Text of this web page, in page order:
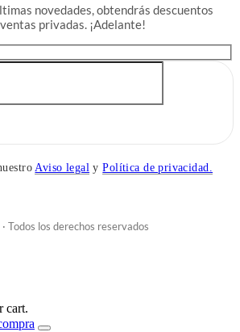
novedades, obtendrás descuentos
privadas. ¡Adelante!
Aviso legal yPolítica de privacidad.
Todos los derechos reservados
cart.